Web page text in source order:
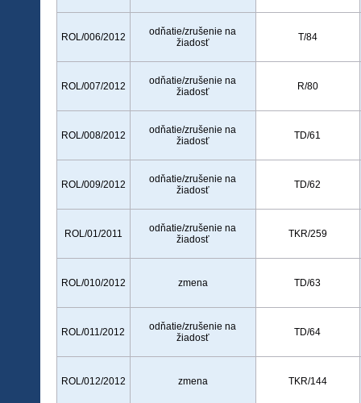
ROL/006/2012
odňatie/zrušenie na
žiadosť
T/84
ROL/007/2012
odňatie/zrušenie na
žiadosť
R/80
ROL/008/2012
odňatie/zrušenie na
žiadosť
TD/61
ROL/009/2012
odňatie/zrušenie na
žiadosť
TD/62
ROL/01/2011
odňatie/zrušenie na
žiadosť
TKR/259
ROL/010/2012 zmena TD/63
ROL/011/2012
odňatie/zrušenie na
žiadosť
TD/64
ROL/012/2012 zmena TKR/144